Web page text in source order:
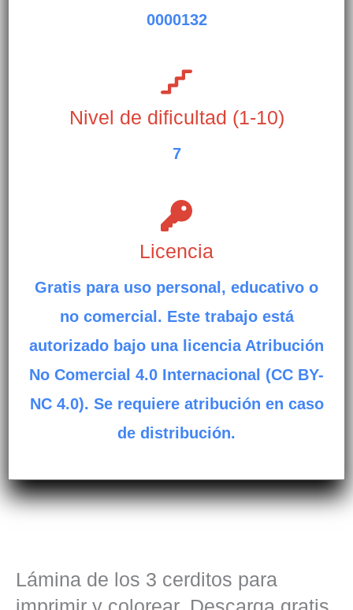
0000132
Nivel de dificultad (1-10)
7
Licencia
Gratis para uso personal, educativo o
no comercial. Este trabajo está
autorizado bajo una licencia Atribución
No Comercial 4.0 Internacional (CC BY-
NC 4.0). Se requiere atribución en caso
de distribución.
Lámina de los 3 cerditos para